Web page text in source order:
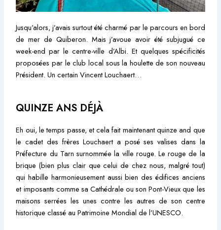
Jusqu’alors, j’avais surtout été charmé par le parcours en bord
de mer de Quiberon. Mais j’avoue avoir été subjugué ce
week-end par le centre-ville d’Albi. Et quelques spécificités
proposées par le club local sous la houlette de son nouveau
Président. Un certain Vincent Louchaert…
QUINZE ANS DÉJÀ
Eh oui, le temps passe, et cela fait maintenant quinze and que
le cadet des frères Louchaert a posé ses valises dans la
Préfecture du Tarn surnommée la ville rouge. Le rouge de la
brique (bien plus clair que celui de chez nous, malgré tout)
qui habille harmonieusement aussi bien des édifices anciens
et imposants comme sa Cathédrale ou son Pont-Vieux que les
maisons serrées les unes contre les autres de son centre
historique classé au Patrimoine Mondial de l’UNESCO.